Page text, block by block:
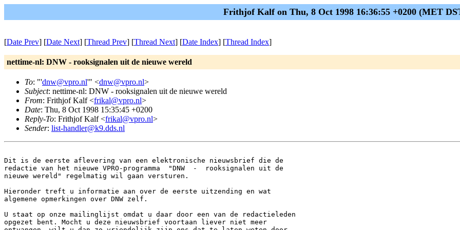
Frithjof Kalf on Thu, 8 Oct 1998 16:36:55 +0200 (MET
[Date Prev] [Date Next] [Thread Prev] [Thread Next] [Date Index] [Thread Index]
nettime-nl: DNW - rooksignalen uit de nieuwe wereld
To: "'dnw@vpro.nl'" <dnw@vpro.nl>
Subject: nettime-nl: DNW - rooksignalen uit de nieuwe wereld
From: Frithjof Kalf <frikal@vpro.nl>
Date: Thu, 8 Oct 1998 15:35:45 +0200
Reply-To: Frithjof Kalf <frikal@vpro.nl>
Sender: list-handler@k9.dds.nl
Dit is de eerste aflevering van een elektronische nieuwsbrief die de
redactie van het nieuwe VPRO-programma  "DNW  -  rooksignalen uit de
nieuwe wereld" regelmatig wil gaan versturen.
Hieronder treft u informatie aan over de eerste uitzending en wat
algemene opmerkingen over DNW zelf.
U staat op onze mailinglijst omdat u daar door een van de redactieleden
opgezet bent. Mocht u deze nieuwsbrief voortaan liever niet meer